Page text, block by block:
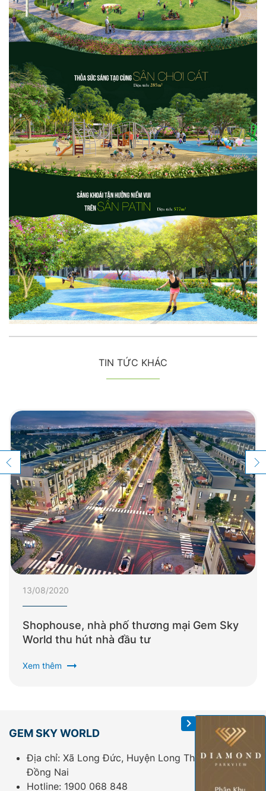
TIN TỨC KHÁC
13/08/2020
Shophouse, nhà phố thương mại Gem Sky
World thu hút nhà đầu tư
Xem thêm arrow_right_alt
GEM SKY WORLD
Địa chỉ: Xã Long Đức, Huyện Long Thành, Tỉnh
Đồng Nai
Hotline: 1900 068 848